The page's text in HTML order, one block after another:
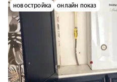
новостройка онлайн показ